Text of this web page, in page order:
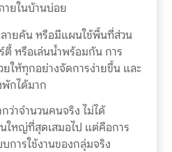
ยในบ้านบ่อย
ายคัน หรือมีแผนใช้พื้นที่ส่วน
ตี้ หรือเล่นน้ำพร้อมกัน การ
ให้ทุกอย่างจัดการง่ายขึ้น และ
พักได้มาก
ว่าจำนวนคนจริง ไม่ได้
ใหญ่ที่สุดเสมอไป แต่คือการ
การใช้งานของกลุ่มจริง